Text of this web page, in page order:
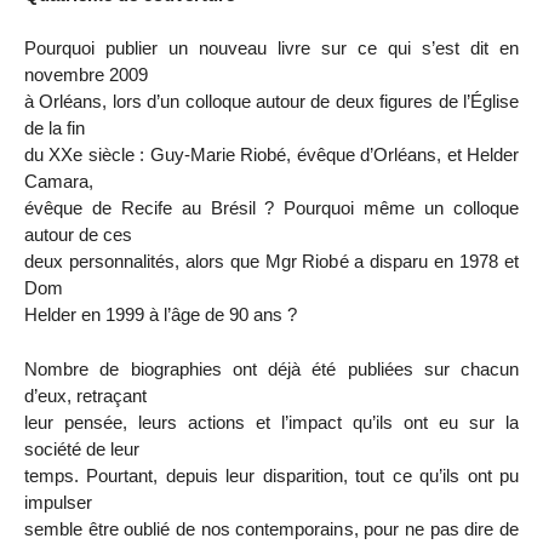
Pourquoi publier un nouveau livre sur ce qui s’est dit en
novembre 2009
à Orléans, lors d’un colloque autour de deux figures de l’Église
de la fin
du XXe siècle : Guy-Marie Riobé, évêque d’Orléans, et Helder
Camara,
évêque de Recife au Brésil ? Pourquoi même un colloque
autour de ces
deux personnalités, alors que Mgr Riobé a disparu en 1978 et
Dom
Helder en 1999 à l’âge de 90 ans ?
Nombre de biographies ont déjà été publiées sur chacun
d’eux, retraçant
leur pensée, leurs actions et l’impact qu’ils ont eu sur la
société de leur
temps. Pourtant, depuis leur disparition, tout ce qu’ils ont pu
impulser
semble être oublié de nos contemporains, pour ne pas dire de